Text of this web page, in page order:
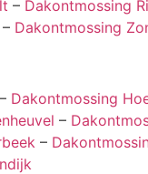
– Dakontmossing
– Dakontmossing
– Dakontmossing
–
–